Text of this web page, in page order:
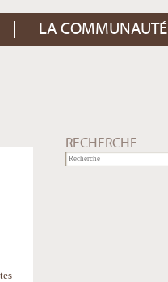
LA COMMUNAUTÉ
RECHERCHE